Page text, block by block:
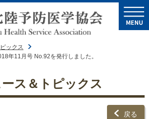
ックス
年11月号 No.92を発行しました。
ス＆トピックス
戻る